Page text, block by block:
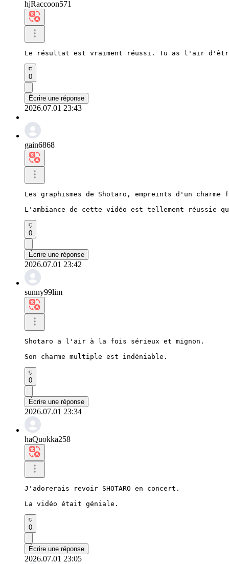
hjRaccoon571
Le résultat est vraiment réussi. Tu as l'air
0
Écrire une réponse
2026.07.01 23:43
gain6868
Les graphismes de Shotaro, empreints d'un
L'ambiance de cette vidéo est tellement réussie
0
Écrire une réponse
2026.07.01 23:42
sunny99lim
Shotaro a l'air à la fois sérieux et mignon.
Son charme multiple est indéniable.
0
Écrire une réponse
2026.07.01 23:34
haQuokka258
J'adorerais revoir SHOTARO en concert.
La vidéo était géniale.
0
Écrire une réponse
2026.07.01 23:05